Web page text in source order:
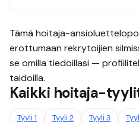
Tämä hoitaja-
erottumaan rekrytoijien
se omilla tiedoillasi —
taidoilla.
Kaikki hoitaja-
Tyyli 1 Tyyli 2 Tyyli 3